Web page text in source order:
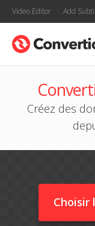
Video Editor Add
Créez des
Choisir